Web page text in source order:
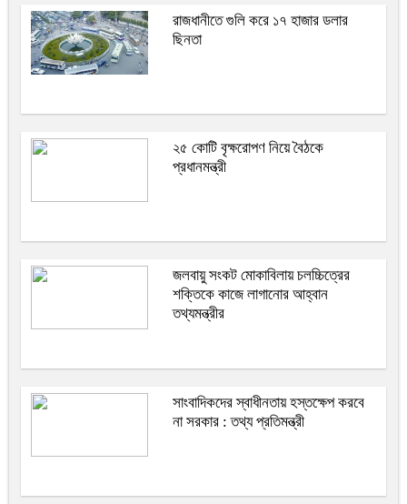
রাজধানীতে গুলি করে ১৭ হাজার ডলার
ছিনতা
২৫ কোটি বৃক্ষরোপণ নিয়ে বৈঠকে
প্রধানমন্ত্রী
জলবায়ু সংকট মোকাবিলায় চলচ্চিত্রের
শক্তিকে কাজে লাগানোর আহ্বান
তথ্যমন্ত্রীর
সাংবাদিকদের স্বাধীনতায় হস্তক্ষেপ করবে
না সরকার : তথ্য প্রতিমন্ত্রী